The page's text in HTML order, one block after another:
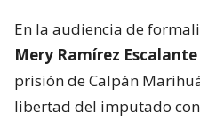
En la audiencia de
Mery Ramírez Escalante
prisión de Calpán
libertad del imputado